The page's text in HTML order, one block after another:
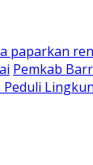
paparkan
Pemkab